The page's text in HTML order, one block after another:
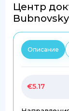
Центр
Описание
€5.17